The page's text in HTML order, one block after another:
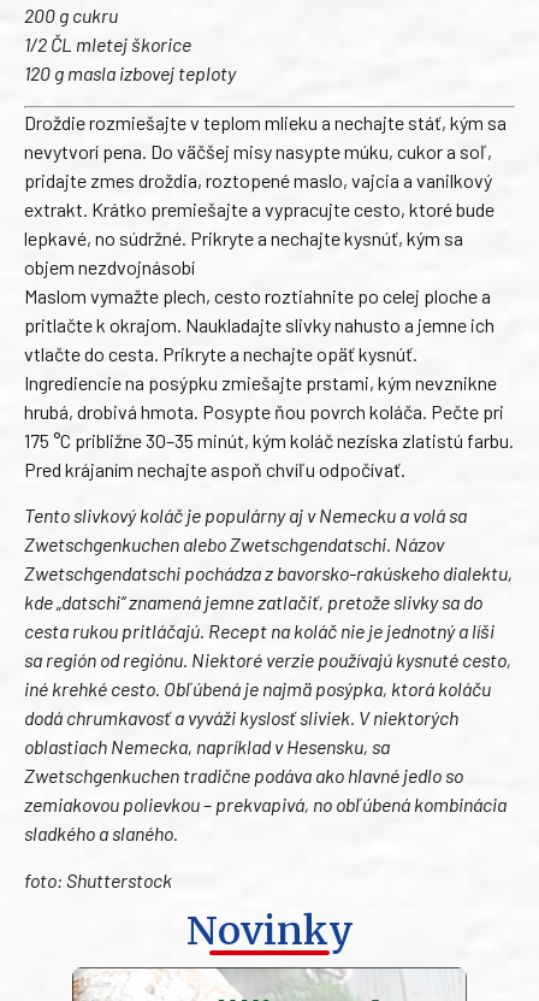
200 g cukru
1/2 ČL mletej škorice
120 g masla izbovej teploty
Droždie rozmiešajte v teplom mlieku a nechajte stáť, kým sa
nevytvorí pena. Do väčšej misy nasypte múku, cukor a soľ,
pridajte zmes droždia, roztopené maslo, vajcia a vanilkový
extrakt. Krátko premiešajte a vypracujte cesto, ktoré bude
lepkavé, no súdržné. Prikryte a nechajte kysnúť, kým sa
objem nezdvojnásobí
Maslom vymažte plech, cesto roztiahnite po celej ploche a
pritlačte k okrajom. Naukladajte slivky nahusto a jemne ich
vtlačte do cesta. Prikryte a nechajte opäť kysnúť.
Ingrediencie na posýpku zmiešajte prstami, kým nevznikne
hrubá, drobivá hmota. Posypte ňou povrch koláča. Pečte pri
175 °C približne 30–35 minút, kým koláč nezíska zlatistú farbu.
Pred krájaním nechajte aspoň chvíľu odpočívať.
Tento slivkový koláč je populárny aj v Nemecku a volá sa
Zwetschgenkuchen alebo Zwetschgendatschi. Názov
Zwetschgendatschi pochádza z bavorsko-rakúskeho dialektu,
kde „datschi“ znamená jemne zatlačiť, pretože slivky sa do
cesta rukou pritláčajú. Recept na koláč nie je jednotný a líši
sa región od regiónu. Niektoré verzie používajú kysnuté cesto,
iné krehké cesto. Obľúbená je najmä posýpka, ktorá koláču
dodá chrumkavosť a vyváži kyslosť sliviek. V niektorých
oblastiach Nemecka, napríklad v Hesensku, sa
Zwetschgenkuchen tradične podáva ako hlavné jedlo so
zemiakovou polievkou – prekvapivá, no obľúbená kombinácia
sladkého a slaného.
foto: Shutterstock
Novinky